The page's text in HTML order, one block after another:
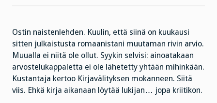
Ostin naistenlehden. Kuulin, että siinä on kuukausi
sitten julkaistusta romaanistani muutaman rivin arvio.
Muualla ei niitä ole ollut. Syykin selvisi: ainoatakaan
arvostelukappaletta ei ole lähetetty yhtään mihinkään.
Kustantaja kertoo Kirjavälityksen mokanneen. Siitä
viis. Ehkä kirja aikanaan löytää lukijan… jopa kriitikon.